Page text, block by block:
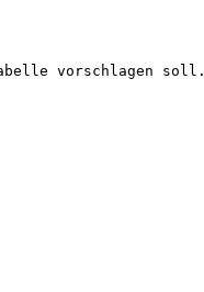
vorschlagen soll.